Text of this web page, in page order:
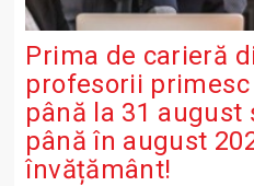
Prima de carieră
profesorii primesc
până la 31
până în august
învățământ!